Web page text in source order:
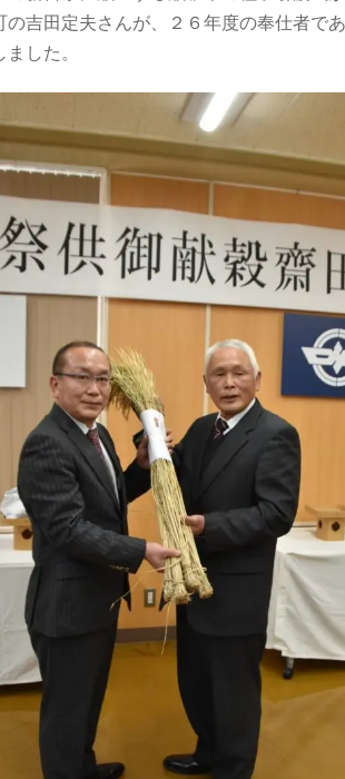
の吉田定夫さんが、２６年度の奉仕者で
した。